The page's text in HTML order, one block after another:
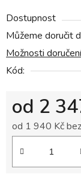
Dostupnost
Můžeme doručit
Možnosti doručení
Kód:
od 2
od 1 940 Kč